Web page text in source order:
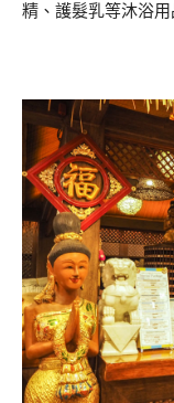
精、護髮乳等沐浴